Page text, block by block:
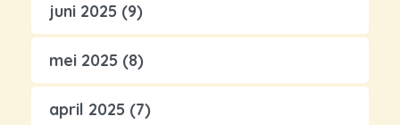
juni 2025 (9)
mei 2025 (8)
april 2025 (7)